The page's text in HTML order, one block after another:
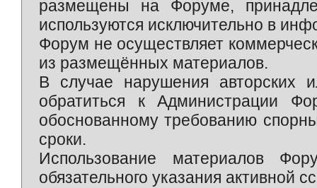
размещены на Форуме,
используются исключительно в
Форум не осуществляет
из размещённых материалов.
В случае нарушения авторских
обратиться к Администрации
обоснованному требованию
сроки.
Использование материалов
обязательного указания активной